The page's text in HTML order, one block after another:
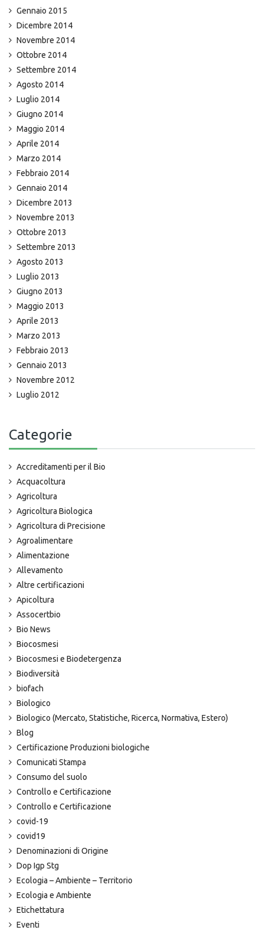
Gennaio 2015
Dicembre 2014
Novembre 2014
Ottobre 2014
Settembre 2014
Agosto 2014
Luglio 2014
Giugno 2014
Maggio 2014
Aprile 2014
Marzo 2014
Febbraio 2014
Gennaio 2014
Dicembre 2013
Novembre 2013
Ottobre 2013
Settembre 2013
Agosto 2013
Luglio 2013
Giugno 2013
Maggio 2013
Aprile 2013
Marzo 2013
Febbraio 2013
Gennaio 2013
Novembre 2012
Luglio 2012
Categorie
Accreditamenti per il Bio
Acquacoltura
Agricoltura
Agricoltura Biologica
Agricoltura di Precisione
Agroalimentare
Alimentazione
Allevamento
Altre certificazioni
Apicoltura
Assocertbio
Bio News
Biocosmesi
Biocosmesi e Biodetergenza
Biodiversità
biofach
Biologico
Biologico (Mercato, Statistiche, Ricerca, Normativa, Estero)
Blog
Certificazione Produzioni biologiche
Comunicati Stampa
Consumo del suolo
Controllo e Certificazione
Controllo e Certificazione
covid-19
covid19
Denominazioni di Origine
Dop Igp Stg
Ecologia – Ambiente – Territorio
Ecologia e Ambiente
Etichettatura
Eventi